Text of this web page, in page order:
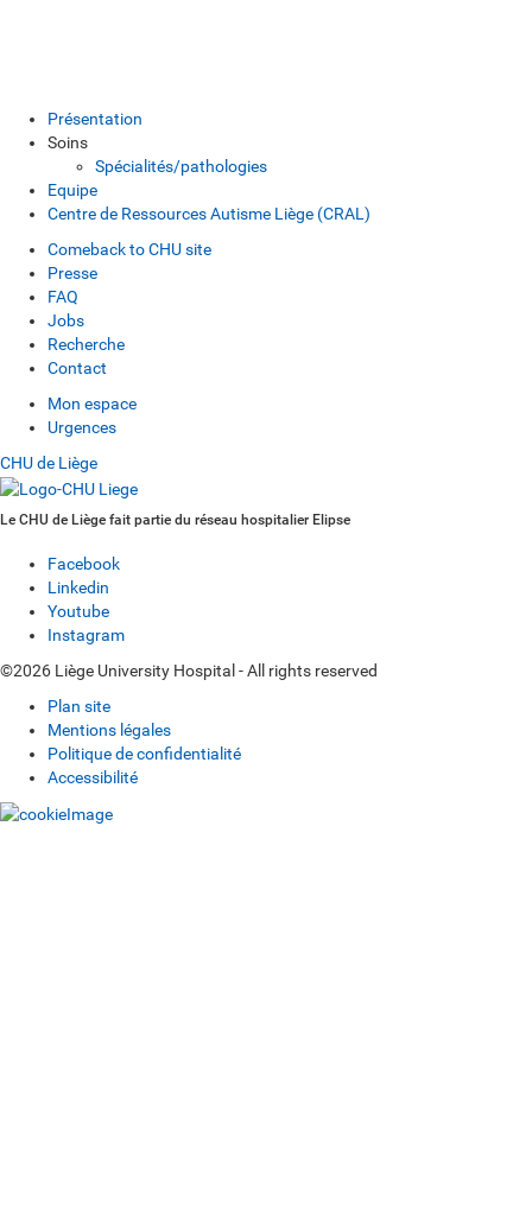
Présentation
Soins
Spécialités/pathologies
Equipe
Centre de Ressources Autisme Liège (CRAL)
Comeback to CHU site
Presse
FAQ
Jobs
Recherche
Contact
Mon espace
Urgences
CHU de Liège
Le CHU de Liège fait partie du réseau hospitalier Elipse
Facebook
Linkedin
Youtube
Instagram
©2026 Liège University Hospital - All rights reserved
Plan site
Mentions légales
Politique de confidentialité
Accessibilité